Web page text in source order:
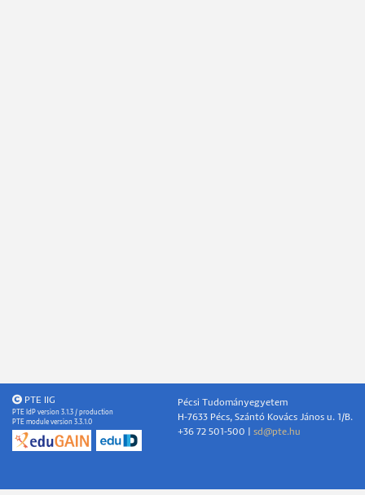
PTE IIG
PTE IdP version 3.1.3 / production
PTE module version 3.3.1.0
Pécsi Tudományegyetem
H-7633 Pécs, Szántó Kovács János u. 1/B.
+36 72 501-500 | sd@pte.hu